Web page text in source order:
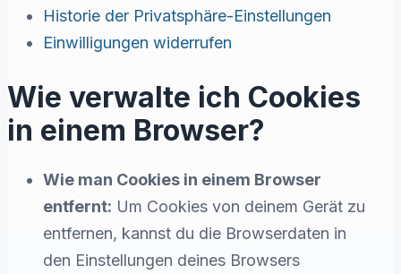
Historie der Privatsphäre-Einstellungen
Einwilligungen widerrufen
Wie verwalte ich Cookies
in einem Browser?
Wie man Cookies in einem Browser
entfernt: Um Cookies von deinem Gerät zu
entfernen, kannst du die Browserdaten in
den Einstellungen deines Browsers